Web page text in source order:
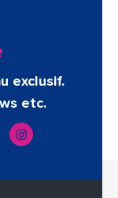
exclusif.
etc.